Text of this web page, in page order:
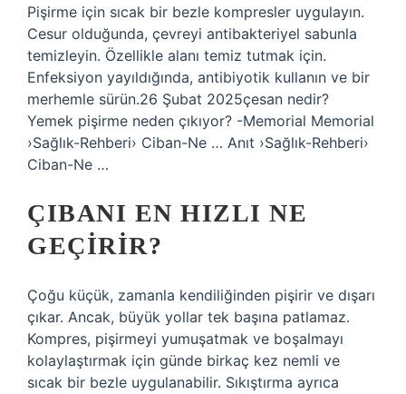
Pişirme için sıcak bir bezle kompresler uygulayın.
Cesur olduğunda, çevreyi antibakteriyel sabunla
temizleyin. Özellikle alanı temiz tutmak için.
Enfeksiyon yayıldığında, antibiyotik kullanın ve bir
merhemle sürün.26 Şubat 2025çesan nedir?
Yemek pişirme neden çıkıyor? -Memorial Memorial
›Sağlık-Rehberi› Ciban-Ne … Anıt ›Sağlık-Rehberi›
Ciban-Ne …
ÇIBANI EN HIZLI NE
GEÇIRIR?
Çoğu küçük, zamanla kendiliğinden pişirir ve dışarı
çıkar. Ancak, büyük yollar tek başına patlamaz.
Kompres, pişirmeyi yumuşatmak ve boşalmayı
kolaylaştırmak için günde birkaç kez nemli ve
sıcak bir bezle uygulanabilir. Sıkıştırma ayrıca